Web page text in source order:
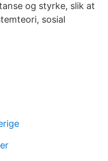
og styrke, slik at
sosial